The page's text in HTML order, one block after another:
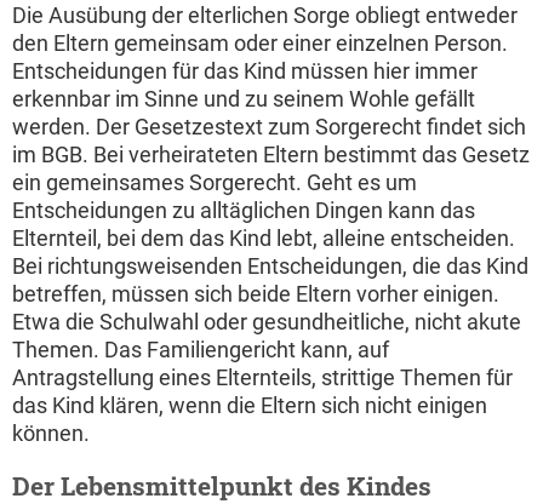
Die Ausübung der elterlichen Sorge obliegt entweder
den Eltern gemeinsam oder einer einzelnen Person.
Entscheidungen für das Kind müssen hier immer
erkennbar im Sinne und zu seinem Wohle gefällt
werden. Der Gesetzestext zum Sorgerecht findet sich
im BGB. Bei verheirateten Eltern bestimmt das Gesetz
ein gemeinsames Sorgerecht. Geht es um
Entscheidungen zu alltäglichen Dingen kann das
Elternteil, bei dem das Kind lebt, alleine entscheiden.
Bei richtungsweisenden Entscheidungen, die das Kind
betreffen, müssen sich beide Eltern vorher einigen.
Etwa die Schulwahl oder gesundheitliche, nicht akute
Themen. Das Familiengericht kann, auf
Antragstellung eines Elternteils, strittige Themen für
das Kind klären, wenn die Eltern sich nicht einigen
können.
Der Lebensmittelpunkt des Kindes